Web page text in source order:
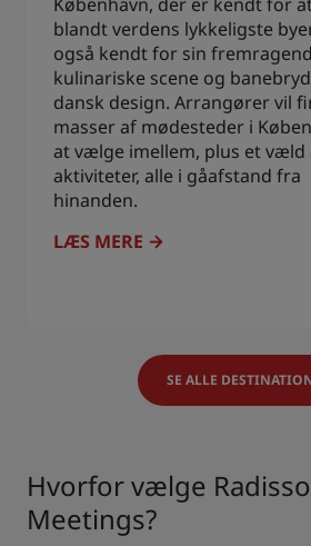
blandt verdens lykkeligste
også kendt for sin
kulinariske scene og
dansk design. Arrangører vil
masser af mødesteder i
at vælge imellem, plus et væld
aktiviteter, alle i gåafstand fra
hinanden.
LÆS MERE
SE ALLE
Hvorfor vælge
Meetings?